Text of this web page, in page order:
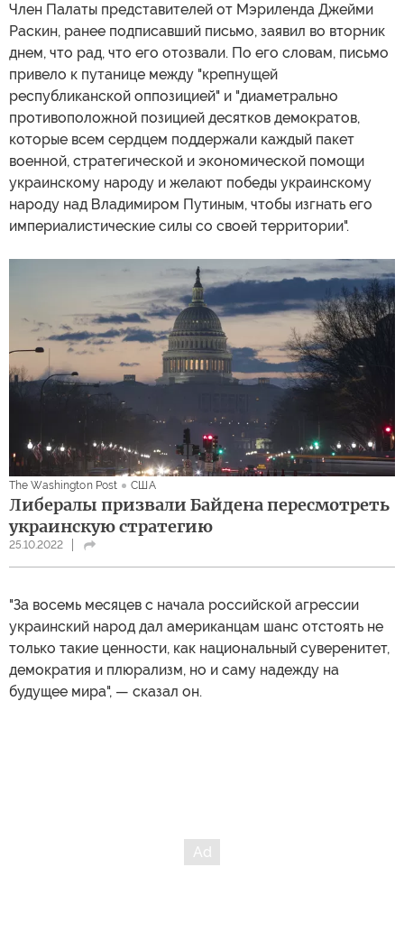
Член Палаты представителей от Мэриленда Джейми
Раскин, ранее подписавший письмо, заявил во вторник
днем, что рад, что его отозвали. По его словам, письмо
привело к путанице между "крепнущей
республиканской оппозицией" и "диаметрально
противоположной позицией десятков демократов,
которые всем сердцем поддержали каждый пакет
военной, стратегической и экономической помощи
украинскому народу и желают победы украинскому
народу над Владимиром Путиным, чтобы изгнать его
империалистические силы со своей территории".
The Washington Post США
Либералы призвали Байдена пересмотреть
украинскую стратегию
25.10.2022
"За восемь месяцев с начала российской агрессии
украинский народ дал американцам шанс отстоять не
только такие ценности, как национальный суверенитет,
демократия и плюрализм, но и саму надежду на
будущее мира", — сказал он.